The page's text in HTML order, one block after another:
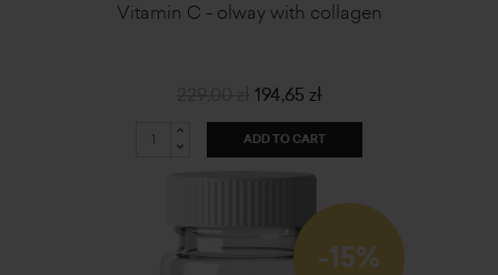
Vitamin C - olway with collagen
194,65 zł
ADD TO CART
-15%